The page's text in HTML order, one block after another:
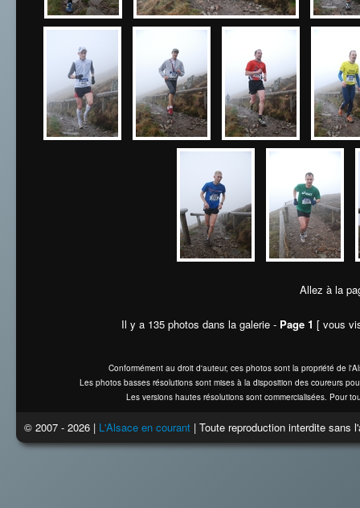
Allez à la
Il y a 135 photos dans la galerie - Page 1 [ vous
Conformément au droit d'auteur, ces photos sont la propriété de
Les photos basses résolutions sont mises à la disposition des coureurs
Les versions hautes résolutions sont commercialisées. Pour
© 2007 - 2026 | L'Alsace en courant | Toute reproduction interdite sans